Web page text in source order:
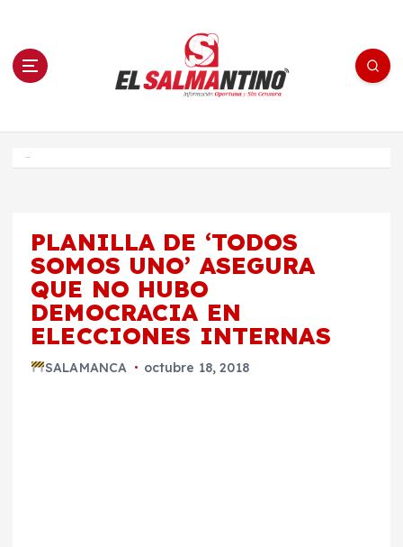
n El Salmantino - medios/noticias/editorial
PLANILLA DE ‘TODOS
SOMOS UNO’ ASEGURA
QUE NO HUBO
DEMOCRACIA EN
ELECCIONES INTERNAS
SALAMANCA octubre 18, 2018